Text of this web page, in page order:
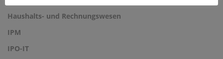
Haushalts- und Rechnungswesen
IPM
IPO-IT